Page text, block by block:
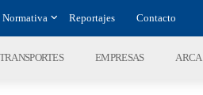
Normativa Reportajes Contacto
TRANSPORTES EMPRESAS ARCA